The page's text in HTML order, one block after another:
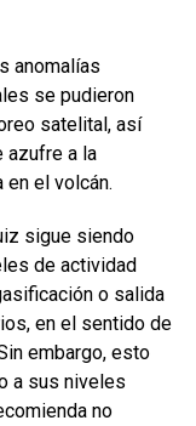
anomalías
se pudieron
satelital, así
azufre a la
el volcán.
sigue siendo
de actividad
o salida
en el sentido de
embargo, esto
a sus niveles
no